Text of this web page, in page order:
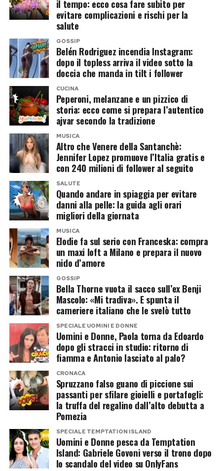
l’ipotesi di una nuova misurazione appare poco
«Non credo proprio possa esserci una nuova
consulenza assegnata alla professoressa
Cattaneo per rimisurare Sempio, non c’è alcuna
evidenza di ciò. Io credo che si tratti di quel
famoso controllo metodologico imposto dalla
Procura sulle consulenze alle consulenze. Mi fa
sorridere che si pensi che qualcuno possa aver
detto “hai sbagliato a misurare, rimisura”: siamo
proprio nella fantascienza con
un’interpretazione così».
Galassi individua quello che, a suo giudizio,
rappresenterebbe «l’unico vero elemento di
novità»: «Sarà la Cattaneo a valutare la
controconsulenza che la difesa di Sempio aveva
presentato separatamente dalla relazione del
proprio medico legale. Peraltro, la stessa difesa
ha sempre definito corrette le misure
effettuate dalla Cattaneo. Se sono corrette,
perché dovrebbe rimisurare? Ritengo le sia stato
semplicemente chiesto di verificare se quella
relazione calzaturiera abbia un solido
fondamento scientifico e una metodologia
robusta».
Un passaggio tecnico che potrebbe
rafforzare il fascicolo
Se questa ricostruzione trovasse conferma, non
si tratterebbe di un passo indietro della Procura,
il tempo: ecco cosa fare subito per
evitare complicazioni e rischi per la
salute
GOSSIP
Belén Rodriguez incendia Instagram:
dopo il topless arriva il video sotto la
doccia che manda in tilt i follower
CUCINA
Peperoni, melanzane e un pizzico di
storia: ecco come si prepara l’autentico
ajvar secondo la tradizione
MUSICA
Altro che Venere della Santanchè:
Jennifer Lopez promuove l’Italia gratis e
con 240 milioni di follower al seguito
SALUTE
Quando andare in spiaggia per evitare
danni alla pelle: la guida agli orari
migliori della giornata
MUSICA
Elodie fa sul serio con Franceska: compra
un maxi loft a Milano e prepara il nuovo
nido d’amore
GOSSIP
Bella Thorne vuota il sacco sull’ex Benji
Mascolo: «Mi tradiva». E spunta il
cameriere italiano che le svelò tutto
SPECIALE UOMINI E DONNE
Uomini e Donne, Paola torna da Edoardo
dopo gli stracci in studio: ritorno di
fiamma e Antonio lasciato al palo?
CRONACA
Spruzzano falso guano di piccione sui
passanti per sfilare gioielli e portafogli:
la truffa del regalino dall’alto debutta a
Pomezia
SPECIALE TEMPTATION ISLAND
Uomini e Donne pesca da Temptation
Island: Gabriele Govoni verso il trono dopo
lo scandalo del video su OnlyFans